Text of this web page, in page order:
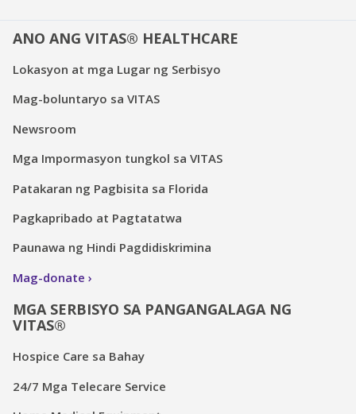
ANO ANG VITAS® HEALTHCARE
Lokasyon at mga Lugar ng Serbisyo
Mag-boluntaryo sa VITAS
Newsroom
Mga Impormasyon tungkol sa VITAS
Patakaran ng Pagbisita sa Florida
Pagkapribado at Pagtatatwa
Paunawa ng Hindi Pagdidiskrimina
Mag-donate
MGA SERBISYO SA PANGANGALAGA NG
VITAS®
Hospice Care sa Bahay
24/7 Mga Telecare Service